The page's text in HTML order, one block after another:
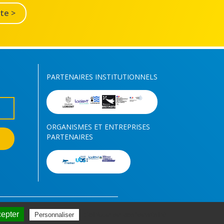
>
PARTENAIRES INSTITUTIONNELS
ORGANISMES ET ENTREPRISES
PARTENAIRES
Personnaliser